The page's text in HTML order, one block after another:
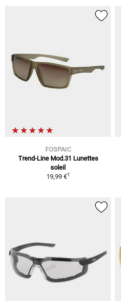
FOSPAIC
Trend-Line Mod.31 Lunettes
soleil
19,99 €1